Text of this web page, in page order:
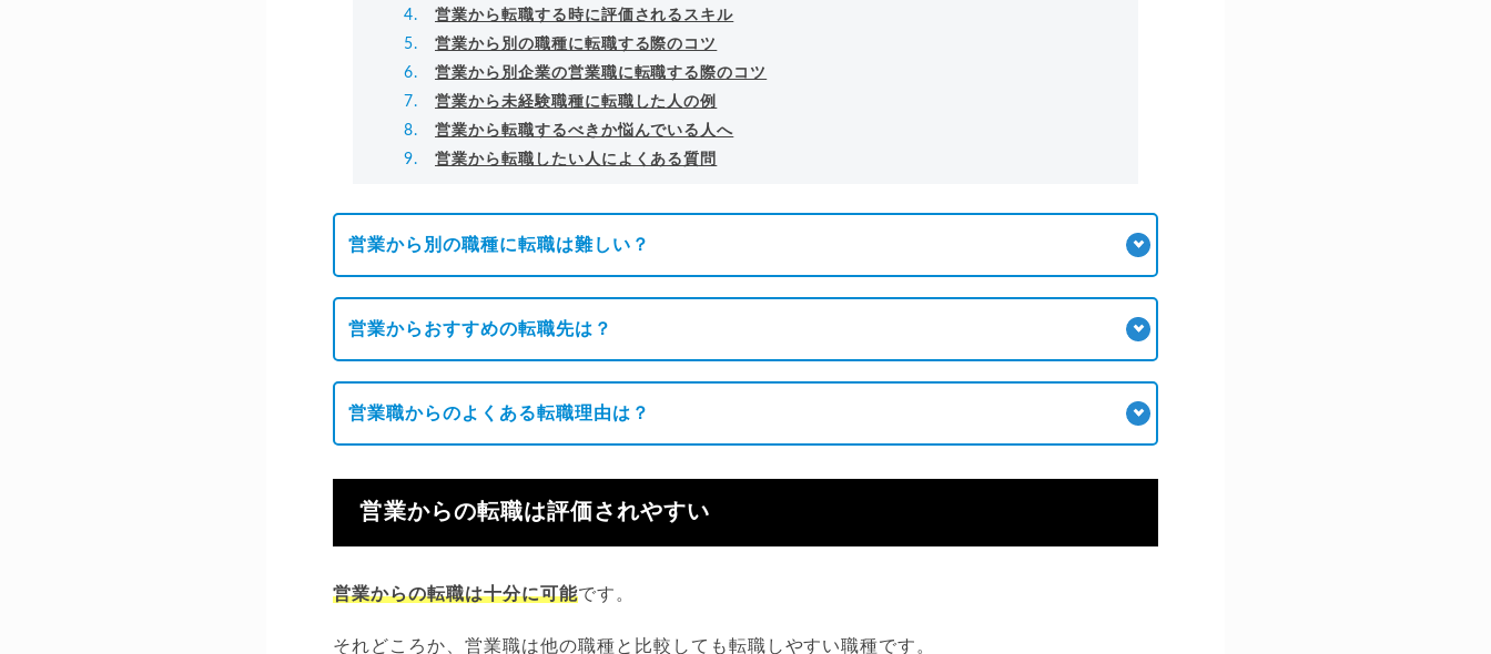
営業から転職する時に評価されるスキル
営業から別の職種に転職する際のコツ
営業から別企業の営業職に転職する際のコツ
営業から未経験職種に転職した人の例
営業から転職するべきか悩んでいる人へ
営業から転職したい人によくある質問
営業から別の職種に転職は難しい？
営業からおすすめの転職先は？
営業職からのよくある転職理由は？
営業からの転職は評価されやすい
営業からの転職は十分に可能です。
それどころか、営業職は他の職種と比較しても転職しやすい職種です。